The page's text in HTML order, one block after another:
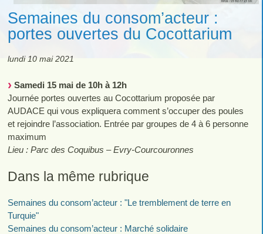
Semaines du consom’acteur :
portes ouvertes du Cocottarium
lundi 10 mai 2021
Samedi 15 mai de 10h à 12h
Journée portes ouvertes au Cocottarium proposée par
AUDACE qui vous expliquera comment s’occuper des poules
et rejoindre l’association. Entrée par groupes de 4 à 6 personne
maximum
Lieu : Parc des Coquibus – Evry-Courcouronnes
Dans la même rubrique
Semaines du consom’acteur : "Le tremblement de terre en
Turquie"
Semaines du consom’acteur : Marché solidaire